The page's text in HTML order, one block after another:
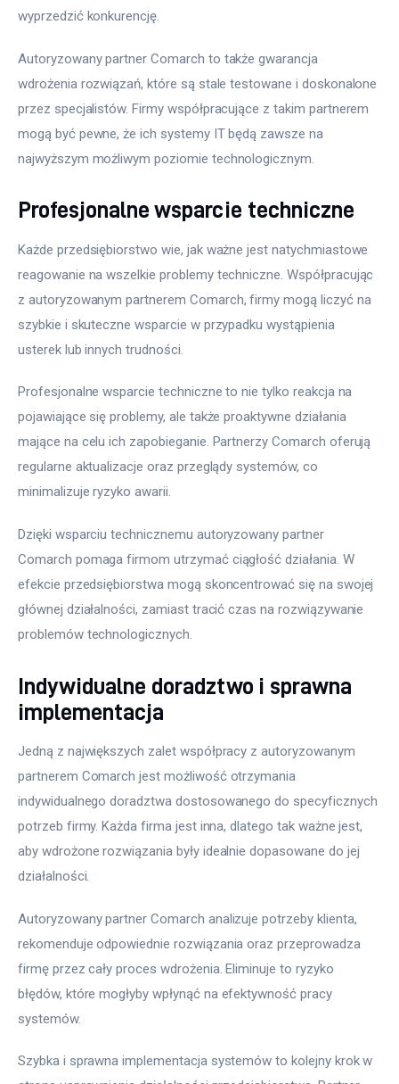
wyprzedzić konkurencję.
Autoryzowany partner Comarch to także gwarancja
wdrożenia rozwiązań, które są stale testowane i doskonalone
przez specjalistów. Firmy współpracujące z takim partnerem
mogą być pewne, że ich systemy IT będą zawsze na
najwyższym możliwym poziomie technologicznym.
Profesjonalne wsparcie techniczne
Każde przedsiębiorstwo wie, jak ważne jest natychmiastowe
reagowanie na wszelkie problemy techniczne. Współpracując
z autoryzowanym partnerem Comarch, firmy mogą liczyć na
szybkie i skuteczne wsparcie w przypadku wystąpienia
usterek lub innych trudności.
Profesjonalne wsparcie techniczne to nie tylko reakcja na
pojawiające się problemy, ale także proaktywne działania
mające na celu ich zapobieganie. Partnerzy Comarch oferują
regularne aktualizacje oraz przeglądy systemów, co
minimalizuje ryzyko awarii.
Dzięki wsparciu technicznemu autoryzowany partner
Comarch pomaga firmom utrzymać ciągłość działania. W
efekcie przedsiębiorstwa mogą skoncentrować się na swojej
głównej działalności, zamiast tracić czas na rozwiązywanie
problemów technologicznych.
Indywidualne doradztwo i sprawna
implementacja
Jedną z największych zalet współpracy z autoryzowanym
partnerem Comarch jest możliwość otrzymania
indywidualnego doradztwa dostosowanego do specyficznych
potrzeb firmy. Każda firma jest inna, dlatego tak ważne jest,
aby wdrożone rozwiązania były idealnie dopasowane do jej
działalności.
Autoryzowany partner Comarch analizuje potrzeby klienta,
rekomenduje odpowiednie rozwiązania oraz przeprowadza
firmę przez cały proces wdrożenia. Eliminuje to ryzyko
błędów, które mogłyby wpłynąć na efektywność pracy
systemów.
Szybka i sprawna implementacja systemów to kolejny krok w